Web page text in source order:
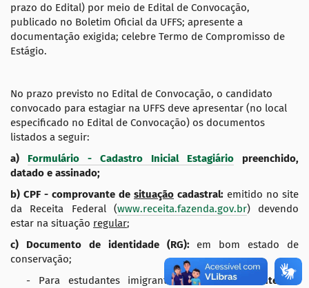
prazo do Edital) por meio de Edital de Convocação,
publicado no Boletim Oficial da UFFS; apresente a
documentação exigida; celebre Termo de Compromisso de
Estágio.
No prazo previsto no Edital de Convocação, o candidato
convocado para estagiar na UFFS deve apresentar (no local
especificado no Edital de Convocação) os documentos
listados a seguir:
a) Formulário - Cadastro Inicial Estagiário preenchido,
datado e assinado;
b) CPF - comprovante de situação cadastral: emitido no site
da Receita Federal (www.receita.fazenda.gov.br) devendo
estar na situação regular;
c) Documento de identidade (RG):em bom estado de
conservação;
- Para estudantes imigrantes:Visto Permanente ou